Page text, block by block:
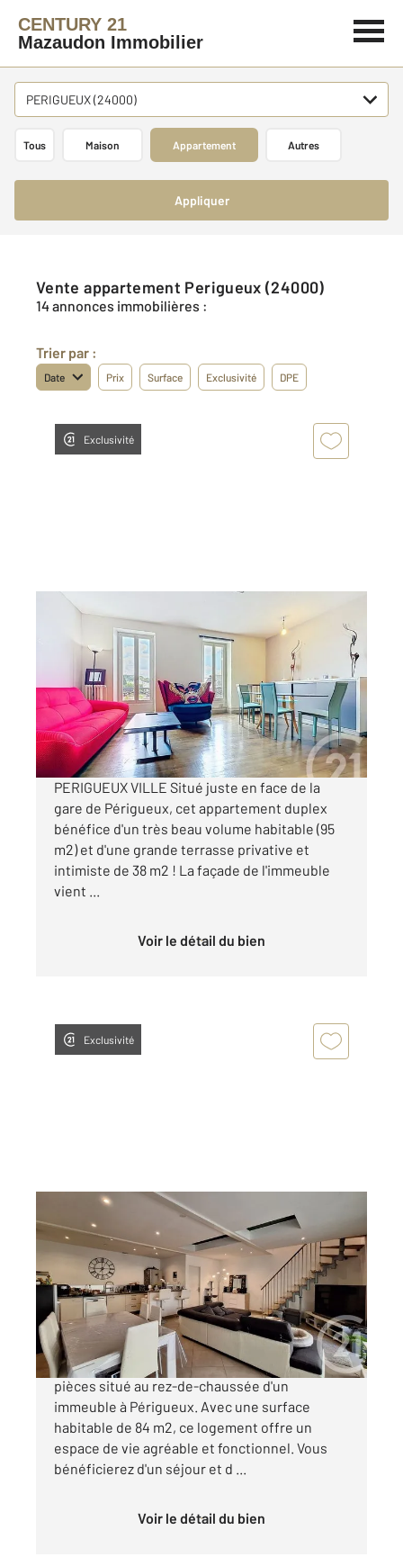
CENTURY 21
Mazaudon Immobilier
PERIGUEUX (24000)
Tous Maison Appartement Autres
Appliquer
Vente appartement Perigueux (24000)
14 annonces immobilières :
Trier par :
Date Prix Surface Exclusivité DPE
Exclusivité
PERIGUEUX 24
, 4 pièces
Ref : 21400
Appartement F4 à vendre
129 000 €
Visiter le site dédié
PERIGUEUX VILLE Situé juste en face de la
gare de Périgueux, cet appartement duplex
bénéfice d'un très beau volume habitable (95
m2) et d'une grande terrasse privative et
intimiste de 38 m2 ! La façade de l'immeuble
vient ...
Voir le détail du bien
Exclusivité
84,41 m , 4 pièces
Ref : 18873
Appartement F4 à vendre
162 000 €
Découvrez cet appartement type Loft de 4
pièces situé au rez-de-chaussée d'un
immeuble à Périgueux. Avec une surface
habitable de 84 m2, ce logement offre un
espace de vie agréable et fonctionnel. Vous
bénéficierez d'un séjour et d ...
Voir le détail du bien